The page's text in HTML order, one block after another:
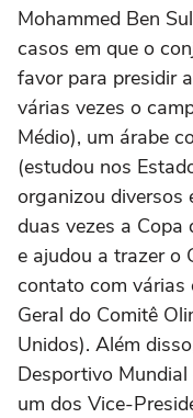
Mohammed Ben
casos em que o
favor para presidir
várias vezes o
Médio), um árabe
(estudou nos
organizou diversos
duas vezes a Copa
e ajudou a trazer o
contato com várias
Geral do Comitê
Unidos). Além
Desportivo
um dos Vice-